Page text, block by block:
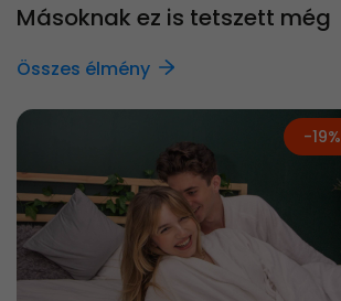
Másoknak ez is tetszett még
Összes élmény
-19%